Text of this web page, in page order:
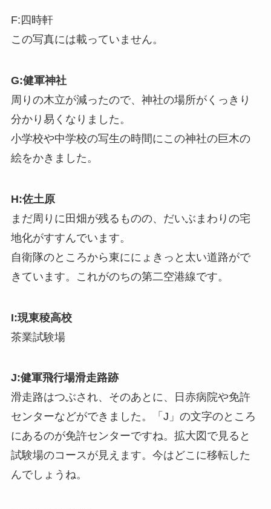
F:四時軒
この写真には載っていません。
G:健軍神社
周りの木立が減ったので、神社の場所がくっきり
分かり易くなりました。
小学校や中学校の写生の時間にこの神社の巨木の
絵をかきました。
H:佐土原
まだ周りに田畑が残るものの、だいぶまわりの宅
地化がすすんでいます。
自衛隊のところから東ににょきっと太い道路がで
きています。これがのちの第二空港線です。
I:現東稜高校
茶業試験場
J:健軍飛行場滑走路跡
滑走路はつぶされ、そのあとに、日赤病院や免許
センターなどができました。「J」の文字のところ
にあるのが免許センターですね。拡大図で見ると
試験場のコースが見えます。今はどこに移転した
んでしょうね。